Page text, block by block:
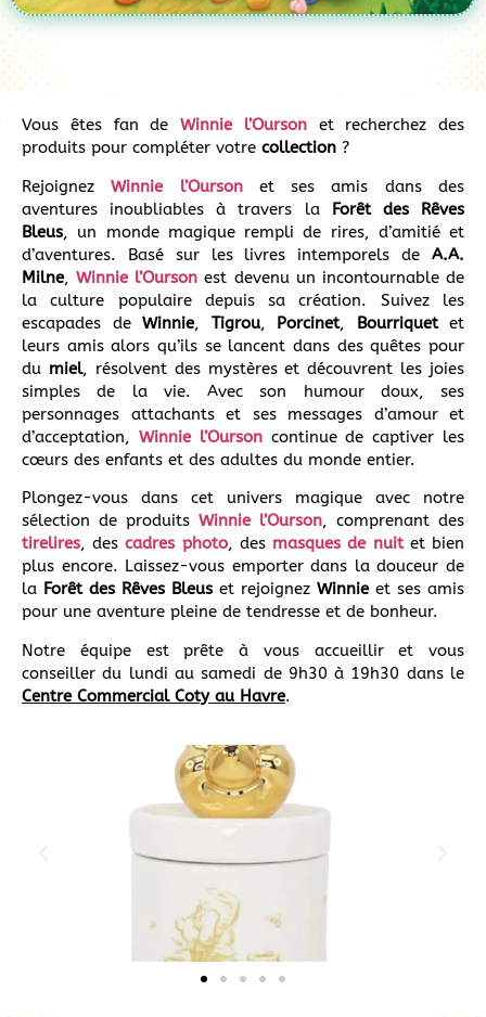
Vous êtes fan de Winnie l’Oursonet recherchez des
produits pour compléter votre collection ?
RejoignezWinnie l’Oursonet ses amis dans des
aventures inoubliables à travers la Forêt des Rêves
Bleus, un monde magique rempli de rires, d’amitié et
d’aventures. Basé sur les livres intemporels de A.A.
Milne,Winnie l’Ourson est devenu un incontournable de
la culture populaire depuis sa création. Suivez les
escapades de Winnie, Tigrou, Porcinet, Bourriquetet
leurs amis alors qu’ils se lancent dans des quêtes pour
du miel, résolvent des mystères et découvrent les joies
simples de la vie. Avec son humour doux, ses
personnages attachants et ses messages d’amour et
d’acceptation, Winnie l’Oursoncontinue de captiver les
cœurs des enfants et des adultes du monde entier.
Plongez-vous dans cet univers magique avec notre
sélection de produits Winnie l’Ourson, comprenant des
tirelires, descadres photo, des masques de nuitet bien
plus encore. Laissez-vous emporter dans la douceur de
la Forêt des Rêves Bleus et rejoignez Winnieet ses amis
pour une aventure pleine de tendresse et de bonheur.
Notre équipe est prête à vous accueillir et vous
conseiller du lundi au samedi de 9h30 à 19h30 dans le
Centre Commercial Coty au Havre.